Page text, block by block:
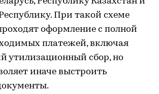
При такой схеме
оформление с полной
платежей, включая
утилизационный сбор, но
иначе выстроить